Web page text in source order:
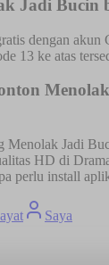
Jadi Bucin
dengan akun
13 ke atas
Menolak Jadi
HD di
perlu install
Saya